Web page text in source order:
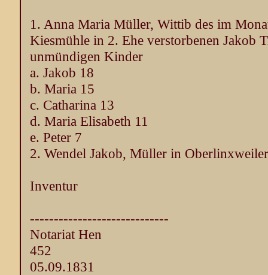
1. Anna Maria Müller, Wittib des im
Kiesmühle in 2. Ehe verstorbenen Jakob
unmündigen Kinder
a. Jakob 18
b. Maria 15
c. Catharina 13
d. Maria Elisabeth 11
e. Peter 7
2. Wendel Jakob, Müller in Oberlinxweiler
Inventur
-----------------------------
Notariat Hen
452
05.09.1831